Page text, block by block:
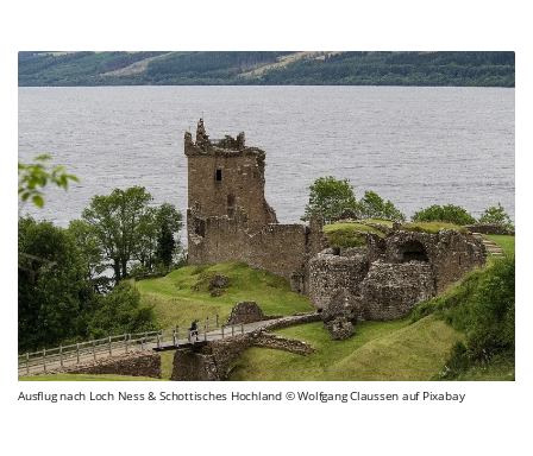
Ausflug nach Loch Ness & Schottisches Hochland © Wolfgang Claussen auf Pixabay